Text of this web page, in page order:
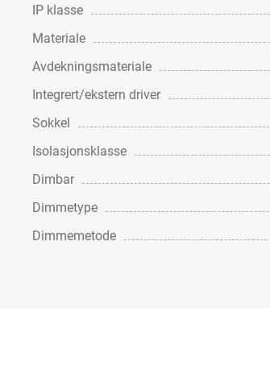
IP klasse
Materiale
Avdekningsmateriale
Integrert/ekstern driver
Sokkel
Isolasjonsklasse
Dimbar
Dimmetype
Dimmemetode